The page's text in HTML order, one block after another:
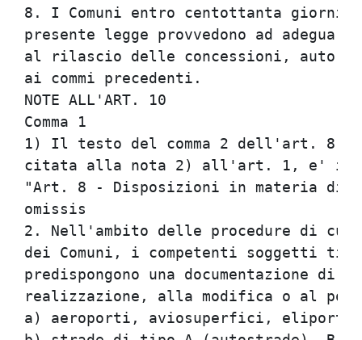
8. I Comuni entro
presente legge provvedono ad
al rilascio delle concessioni,
ai commi
NOTE
1) Il testo del comma 2
citata alla nota 2)
"Art. 8 - Disposizioni in
2. Nell'ambito delle procedure
dei Comuni, i competenti
predispongono una
realizzazione, alla modifica o al
a) aeroporti,